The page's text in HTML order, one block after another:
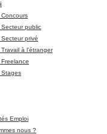
Concours
Secteur public
privé
à l’étranger
Stages
Emploi
nous ?